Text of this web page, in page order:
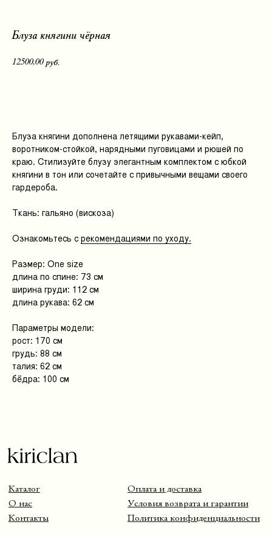
Блуза княгини чёрная
12500,00 руб.
Блуза княгини дополнена летящими рукавами-кейп,
воротником-стойкой, нарядными пуговицами и рюшей по
краю. Стилизуйте блузу элегантным комплектом с юбкой
княгини в тон или сочетайте с привычными вещами своего
гардероба.
Ткань: гальяно (вискоза)
Ознакомьтесь с рекомендациями по уходу.
Размер: One size
длина по спине: 73 см
ширина груди: 112 см
длина рукава: 62 см
Параметры модели:
рост: 170 см
грудь: 88 см
талия: 62 см
бёдра: 100 см
О нас
Kiriclan © 2025
Каталог
Контакты Политика конфиденциальности
Условия возврата и гарантии